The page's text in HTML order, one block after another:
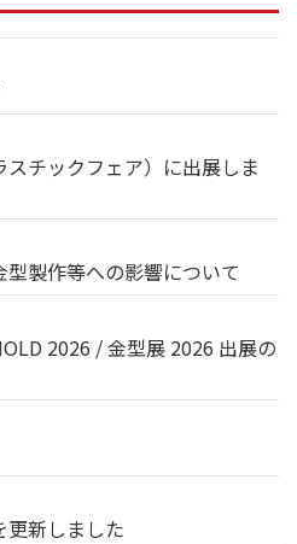
チックフェア）に出展しま
製作等への影響について
2026 / 金型展 2026 出展の
新しました